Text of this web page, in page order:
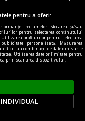
construită
obsesii strict
pentru a oferi:
reclamelor. Stocarea și/sau
pentru selectarea conținutului
profilurilor pentru selectarea
personalizată. Măsurarea
sau combinații de date din surse
Utilizarea datelor limitate pentru
prin scanarea dispozitivului.